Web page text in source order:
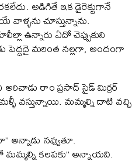
అడిగితే ఇక డైరెక్టుగానే
చూస్తున్నాను.
ఉన్నారు ఏదో చెప్పుకుని
పెద్దదై మరింత నల్లగా, అందంగా
అరిచాడు రాం ప్రసాద్ సైడ్ మిర్రర్
వస్తున్నాయి. మమ్మల్ని దాటి వచ్చి
అన్నాడు నవ్వుతూ.
కలపకు” అన్నాయవి.